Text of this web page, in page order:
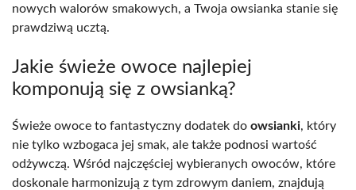
nowych walorów smakowych, a Twoja owsianka stanie się
prawdziwą ucztą.
Jakie świeże owoce najlepiej
komponują się z owsianką?
Świeże owoce to fantastyczny dodatek do owsianki, który
nie tylko wzbogaca jej smak, ale także podnosi wartość
odżywczą. Wśród najczęściej wybieranych owoców, które
doskonale harmonizują z tym zdrowym daniem, znajdują